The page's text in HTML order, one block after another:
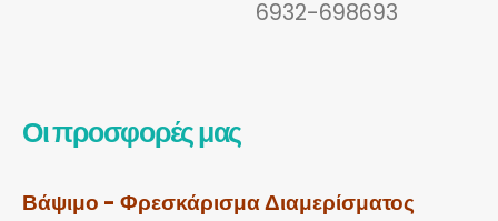
6932-698693
Οι προσφορές μας
Βάψιμο - Φρεσκάρισμα Διαμερίσματος